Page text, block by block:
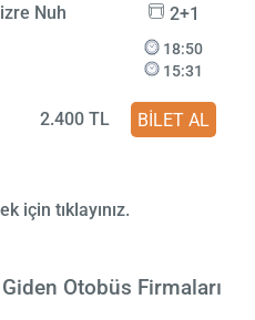
Nuh 2+1
18:50
15:31
2.400 TL BİLET AL
için tıklayınız.
Otobüs Firmaları